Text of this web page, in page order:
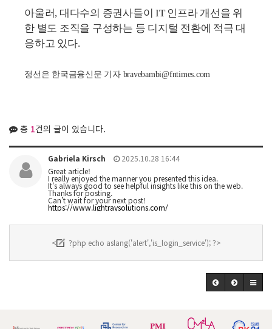
아울러, 대다수의 증권사들이 IT 인프라 개선을 위
한 별도 조직을 구성하는 등 디지털 전환에 적극 대
응하고 있다.
정선은 한국금융신문 기자 bravebambi@fntimes.com
총 1건의 글이 있습니다.
Gabriela Kirsch
2025.10.28 16:44
Great article!
I really enjoyed the manner you presented this idea.
It’s always good to see helpful insights like this on the web.
Thanks for posting.
Can’t wait for your next post!
https://www.lightraysolutions.com/
< ?php echo aslang('alert','is_login_service'); ?>